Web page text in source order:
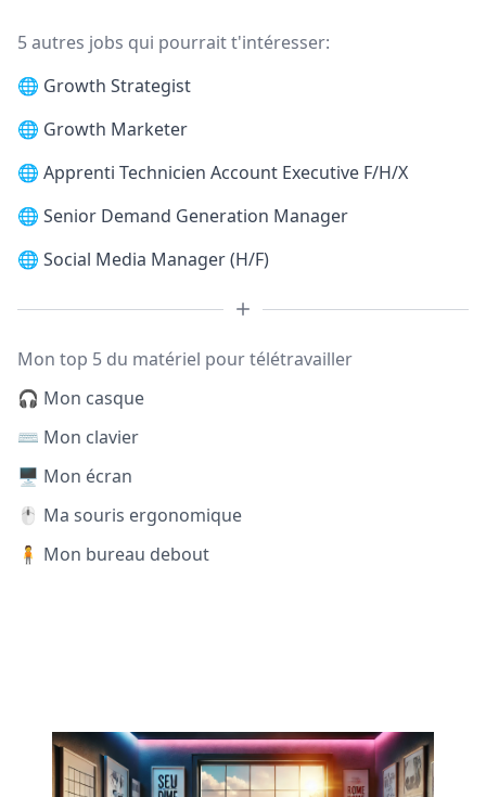
5 autres jobs qui pourrait t'intéresser:
🌐 Growth Strategist
🌐 Growth Marketer
🌐 Apprenti Technicien Account Executive F/H/X
🌐 Senior Demand Generation Manager
🌐 Social Media Manager (H/F)
Mon top 5 du matériel pour télétravailler
🎧 Mon casque
⌨️ Mon clavier
🖥️ Mon écran
🖱️ Ma souris ergonomique
🧍 Mon bureau debout